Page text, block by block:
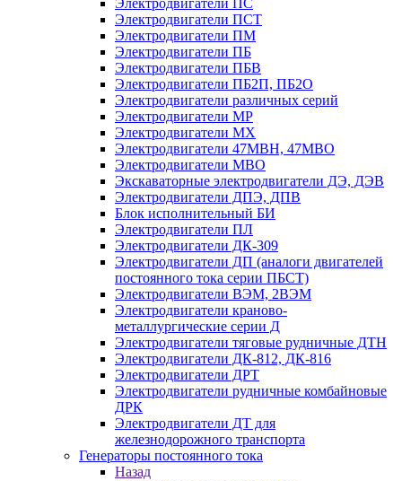
Электродвигатели ПС
Электродвигатели ПСТ
Электродвигатели ПМ
Электродвигатели ПБ
Электродвигатели ПБВ
Электродвигатели ПБ2П, ПБ2О
Электродвигатели различных серий
Электродвигатели МР
Электродвигатели MX
Электродвигатели 47MBH, 47МВО
Электродвигатели MBO
Экскаваторные электродвигатели ДЭ, ДЭВ
Электродвигатели ДПЭ, ДПВ
Блок исполнительный БИ
Электродвигатели ПЛ
Электродвигатели ДК-309
Электродвигатели ДП (аналоги двигателей
постоянного тока серии ПБСТ)
Электродвигатели ВЭМ, 2ВЭМ
Электродвигатели краново-
металлургические серии Д
Электродвигатели тяговые рудничные ДТН
Электродвигатели ДК-812, ДК-816
Электродвигатели ДРТ
Электродвигатели рудничные комбайновые
ДРК
Электродвигатели ДТ для
железнодорожного транспорта
Генераторы постоянного тока
Назад